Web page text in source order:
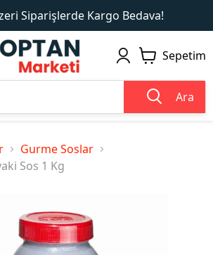
Siparişlerde Kargo Bedava!
1
Sepetim
Ara
Gurme Soslar
Sos 1 Kg